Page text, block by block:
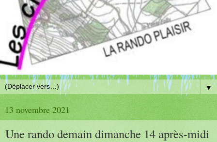
▼
13 novembre 2021
Une rando demain dimanche 14 après-midi